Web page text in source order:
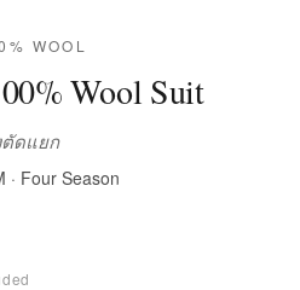
WOOL
Wool Suit
ตัดแยก
· Four Season